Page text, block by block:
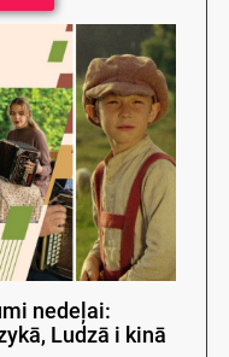
nedeļai:
Ludzā i kinā